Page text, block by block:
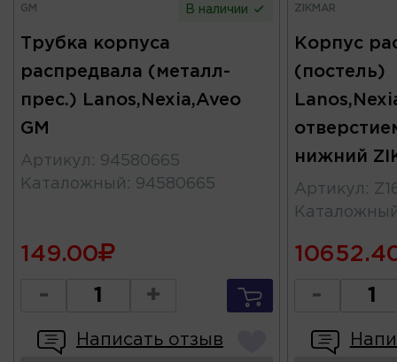
GM В наличии
Трубка корпуса
распредвала (металл-
прес.) Lanos,Nexia,Aveo
GM
Артикул : 94580665
Каталожный : 94580665
149.00
- +
Написать отзыв
ZIKMAR
Корпус
(постель)
нижний
Артикул :
-